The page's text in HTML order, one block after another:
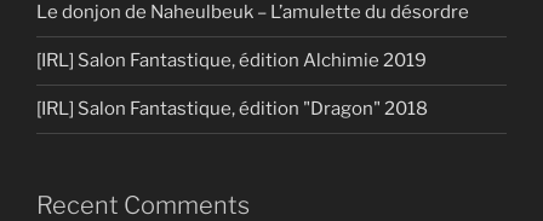
Le donjon de Naheulbeuk – L’amulette du désordre
[IRL] Salon Fantastique, édition Alchimie 2019
[IRL] Salon Fantastique, édition "Dragon" 2018
Recent Comments